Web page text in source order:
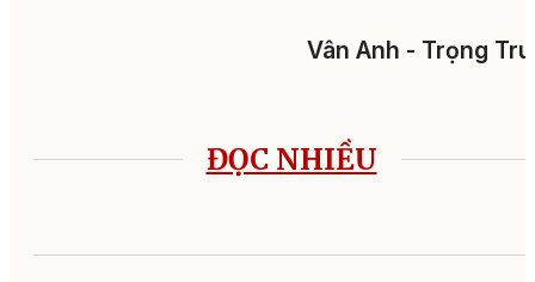
Vân Anh - Trọng
ĐỌC NHIỀU